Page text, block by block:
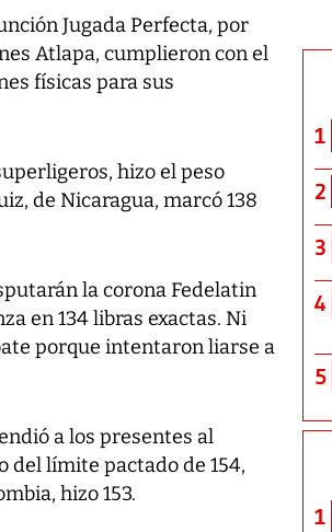
Jugada Perfecta, por
Atlapa, cumplieron con el
físicas para sus
hizo el peso
de Nicaragua, marcó 138
la corona Fedelatin
en 134 libras exactas. Ni
porque intentaron liarse a
a los presentes al
del límite pactado de 154,
hizo 153.
1
2
3
4
5
1